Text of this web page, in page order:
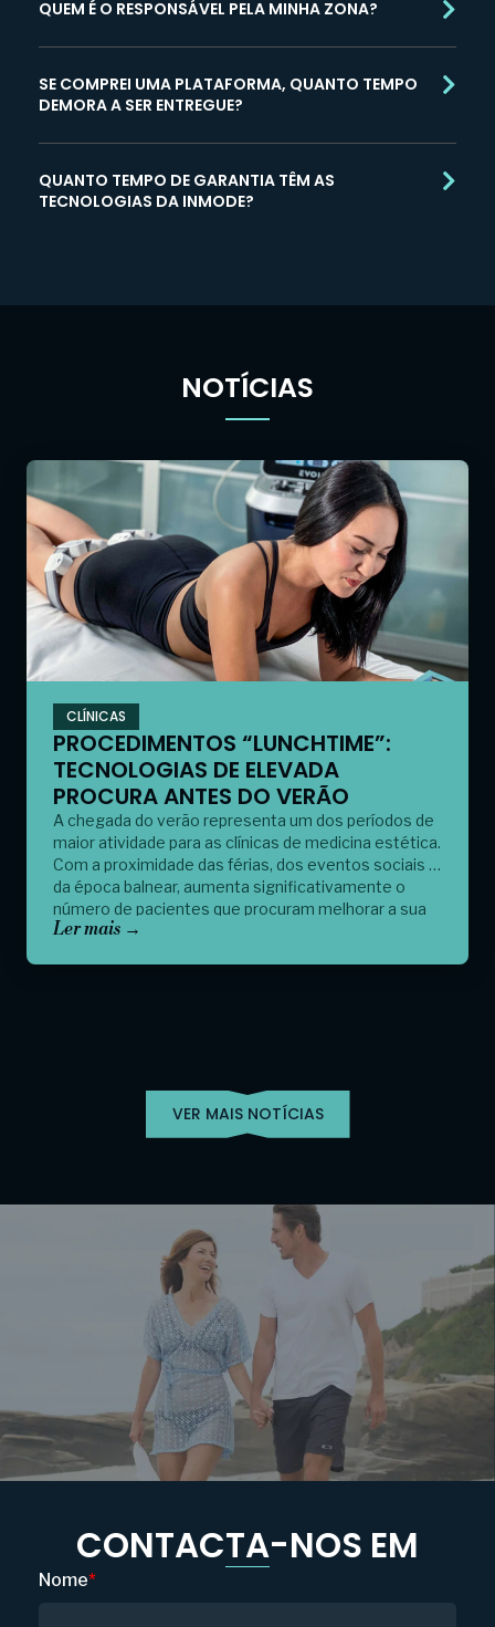
QUEM É O RESPONSÁVEL PELA MINHA ZONA?
SE COMPREI UMA PLATAFORMA, QUANTO TEMPO
DEMORA A SER ENTREGUE?
QUANTO TEMPO DE GARANTIA TÊM AS
TECNOLOGIAS DA INMODE?
NOTÍCIAS
CLÍNICAS
PROCEDIMENTOS “LUNCHTIME”:
TECNOLOGIAS DE ELEVADA
PROCURA ANTES DO VERÃO
A chegada do verão representa um dos períodos de
maior atividade para as clínicas de medicina estética.
Com a proximidade das férias, dos eventos sociais e
da época balnear, aumenta significativamente o
número de pacientes que procuram melhorar a sua
aparência física sem recorrer a procedimentos
Ler mais →
VER MAIS NOTÍCIAS
CONTACTA-NOS EM
Nome*